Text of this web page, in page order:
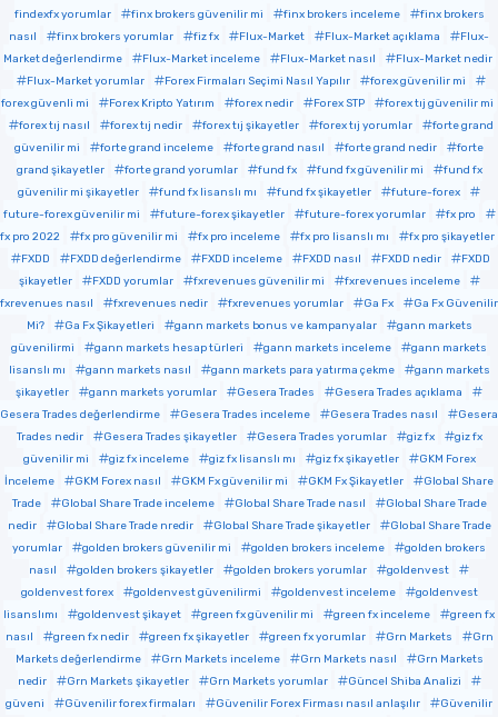
findexfx yorumlar
finx brokers güvenilir mi finx brokers inceleme
finx brokers
nasıl
finx brokers yorumlar fiz fx Flux-Market Flux-Market açıklama
Flux-
Market değerlendirme
Flux-Market inceleme Flux-Market nasıl
Flux-Market nedir
Flux-Market yorumlar
Forex Firmaları Seçimi Nasıl Yapılır
forex güvenilir mi
forex güvenli mi
Forex Kripto Yatırım forex nedir Forex STP
forex tıj güvenilir mi
forex tıj nasıl
forex tıj nedir forex tıj şikayetler forex tıj yorumlar
forte grand
güvenilir mi
forte grand inceleme forte grand nasıl forte grand nedir
forte
grand şikayetler
forte grand yorumlar fund fx fund fx güvenilir mi
fund fx
güvenilir mi şikayetler
fund fx lisanslı mı fund fx şikayetler
future-forex
future-forex güvenilir mi
future-forex şikayetler future-forex yorumlar
fx pro
fx pro 2022
fx pro güvenilir mi fx pro inceleme fx pro lisanslı mı
fx pro şikayetler
FXDD
FXDD değerlendirme FXDD inceleme FXDD nasıl FXDD nedir
FXDD
şikayetler
FXDD yorumlar fxrevenues güvenilir mi
fxrevenues inceleme
fxrevenues nasıl
fxrevenues nedir fxrevenues yorumlar Ga Fx
Ga Fx Güvenilir
Mi?
Ga Fx Şikayetleri gann markets bonus ve kampanyalar
gann markets
güvenilirmi
gann markets hesap türleri gann markets inceleme
gann markets
lisanslı mı
gann markets nasıl gann markets para yatırma çekme
gann markets
şikayetler
gann markets yorumlar Gesera Trades
Gesera Trades açıklama
Gesera Trades değerlendirme
Gesera Trades inceleme Gesera Trades nasıl
Gesera
Trades nedir
Gesera Trades şikayetler Gesera Trades yorumlar giz fx
giz fx
güvenilir mi
giz fx inceleme giz fx lisanslı mı giz fx şikayetler
GKM Forex
İnceleme
GKM Forex nasıl GKM Fx güvenilir mi GKM Fx Şikayetler
Global Share
Trade
Global Share Trade inceleme Global Share Trade nasıl
Global Share Trade
nedir
Global Share Trade nredir Global Share Trade şikayetler
Global Share Trade
yorumlar
golden brokers güvenilir mi golden brokers inceleme
golden brokers
nasıl
golden brokers şikayetler golden brokers yorumlar
goldenvest
goldenvest forex
goldenvest güvenilirmi goldenvest inceleme
goldenvest
lisanslımı
goldenvest şikayet green fx güvenilir mi green fx inceleme
green fx
nasıl
green fx nedir green fx şikayetler green fx yorumlar Grn Markets
Grn
Markets değerlendirme
Grn Markets inceleme Grn Markets nasıl
Grn Markets
nedir
Grn Markets şikayetler Grn Markets yorumlar
Güncel Shiba Analizi
güveni
Güvenilir forex firmaları Güvenilir Forex Firması nasıl anlaşılır
Güvenilir